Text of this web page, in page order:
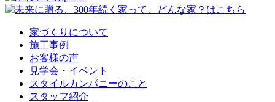
家づくりについて
施工事例
お客様の声
見学会・イベント
スタイルカンパニーのこと
スタッフ紹介